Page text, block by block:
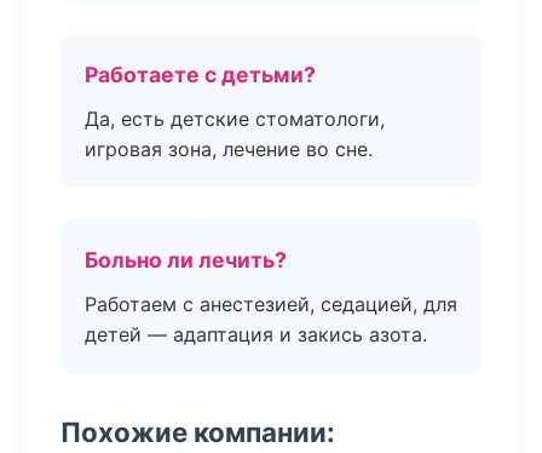
Работаете с детьми?
Да, есть детские стоматологи,
игровая зона, лечение во сне.
Больно ли лечить?
Работаем с анестезией, седацией, для
детей — адаптация и закись азота.
Похожие компании: